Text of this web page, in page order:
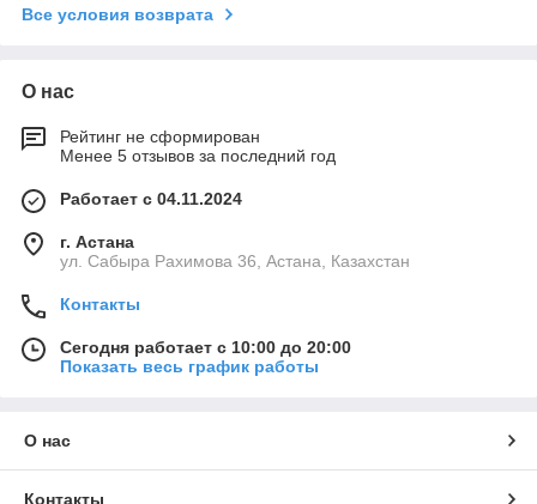
Все условия возврата
О нас
Рейтинг не сформирован
Менее 5 отзывов за последний год
Работает с 04.11.2024
г. Астана
ул. Сабыра Рахимова 36, Астана, Казахстан
Контакты
Сегодня работает с 10:00 до 20:00
Показать весь график работы
О нас
Контакты